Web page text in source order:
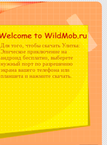
Для того, чтобы скачать Улитка:
Эпическое приключение на
андроид бесплатно, выберете
нужный порт по разрешению
экрана вашего телефона или
планшета и нажмите скачать.